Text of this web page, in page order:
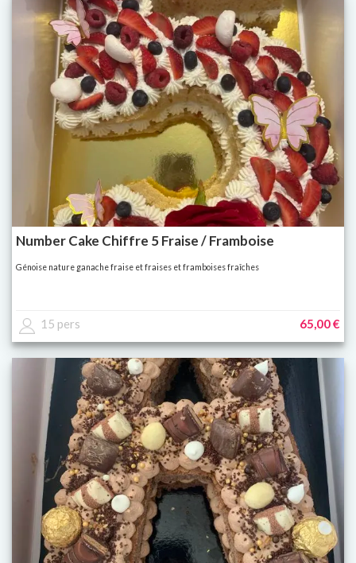
Number Cake Chiffre 5 Fraise / Framboise
Génoise nature ganache fraise et fraises et framboises fraîches
15 pers 65,00 €